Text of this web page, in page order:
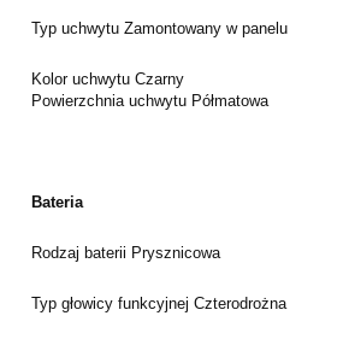
Typ uchwytu Zamontowany w panelu
Kolor uchwytu Czarny
Powierzchnia uchwytu Półmatowa
Bateria
Rodzaj baterii Prysznicowa
Typ głowicy funkcyjnej Czterodrożna